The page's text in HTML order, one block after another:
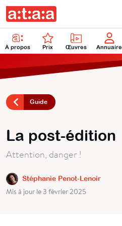
À propos Prix Œuvres Annuaire
Guide
La post-édition
Attention, danger !
Stéphanie Penot-Lenoir
Mis à jour le 3 février 2025